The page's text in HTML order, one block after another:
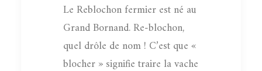
Le Reblochon fermier est né au
Grand Bornand. Re-blochon,
quel drôle de nom ! C’est que «
blocher » signifie traire la vache